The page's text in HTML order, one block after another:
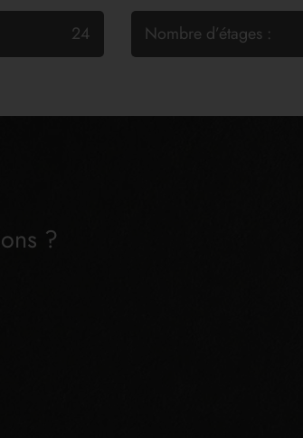
24 Nombre d’étages :
?